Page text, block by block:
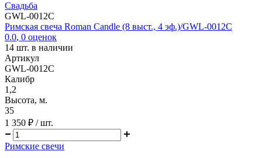
Свадьба
GWL-0012C
Римская свеча Roman Candle (8 выст., 4 эф.)/GWL-0012C
0.0, 0 оценок
14 шт. в наличии
Артикул
GWL-0012C
Калибр
1,2
Высота, м.
35
1 350 ₽ / шт.
Римские свечи